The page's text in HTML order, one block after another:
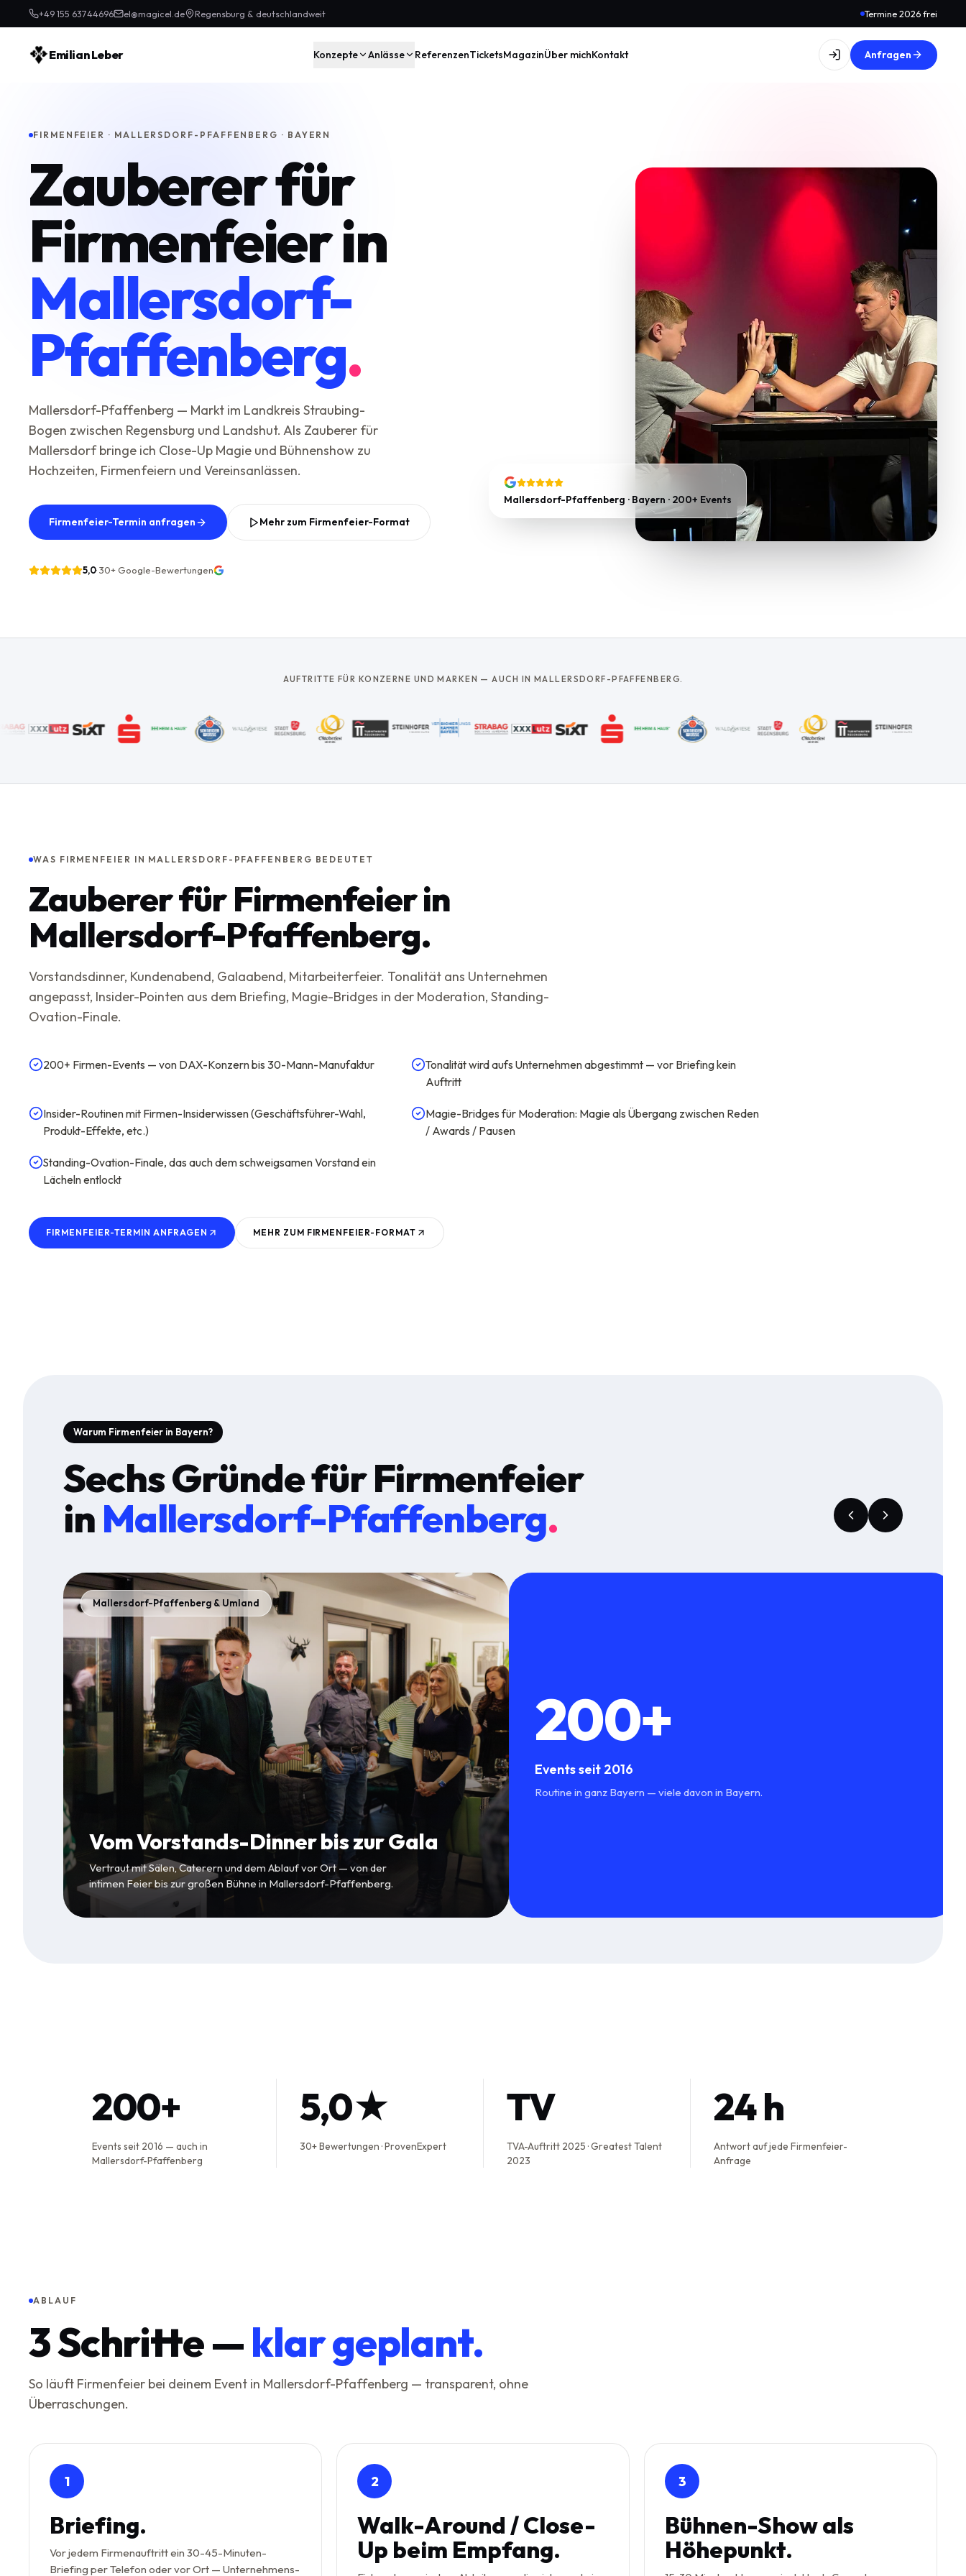
+49 155 63744696 el@magicel.de Regensburg & deutschlandweit Termine 2026 frei
Emilian Leber Konzepte Anlässe ReferenzenTicketsMagazinÜber michKontakt Anfragen
FIRMENFEIER · MALLERSDORF-PFAFFENBERG · BAYERN
Zauberer für
Firmenfeier in
Mallersdorf-
Pfaffenberg.
Mallersdorf-Pfaffenberg — Markt im Landkreis Straubing-
Bogen zwischen Regensburg und Landshut. Als Zauberer für
Mallersdorf bringe ich Close-Up Magie und Bühnenshow zu
Hochzeiten, Firmenfeiern und Vereinsanlässen.
Firmenfeier-Termin anfragen Mehr zum Firmenfeier-Format
5,0·30+Google-Bewertungen
Mallersdorf-Pfaffenberg · Bayern · 200+ Events
AUFTRITTE FÜR KONZERNE UND MARKEN — AUCH IN MALLERSDORF-PFAFFENBERG.
WAS FIRMENFEIER IN MALLERSDORF-PFAFFENBERG BEDEUTET
Zauberer für Firmenfeier in
Mallersdorf-Pfaffenberg.
Vorstandsdinner, Kundenabend, Galaabend, Mitarbeiterfeier. Tonalität ans Unternehmen
angepasst, Insider-Pointen aus dem Briefing, Magie-Bridges in der Moderation, Standing-
Ovation-Finale.
200+ Firmen-Events — von DAX-Konzern bis 30-Mann-Manufaktur
Tonalität wird aufs Unternehmen abgestimmt — vor Briefing kein
Auftritt
Insider-Routinen mit Firmen-Insiderwissen (Geschäftsführer-Wahl,
Produkt-Effekte, etc.)
Magie-Bridges für Moderation: Magie als Übergang zwischen Reden
/ Awards / Pausen
Standing-Ovation-Finale, das auch dem schweigsamen Vorstand ein
Lächeln entlockt
FIRMENFEIER-TERMIN ANFRAGEN MEHR ZUM FIRMENFEIER-FORMAT
Warum Firmenfeier in Bayern?
Sechs Gründe fürFirmenfeier
inMallersdorf-Pfaffenberg.
Mallersdorf-Pfaffenberg & Umland
Vom Vorstands-Dinner bis zur Gala
Vertraut mit Sälen, Caterern und dem Ablauf vor Ort — von der
intimen Feier bis zur großen Bühne in Mallersdorf-Pfaffenberg.
200+
Events seit 2016
Routine in ganz Bayern — viele davon in Bayern.
200+
Events seit 2016 — auch in
Mallersdorf-Pfaffenberg
5,0★
30+ Bewertungen · ProvenExpert
TV
TVA-Auftritt 2025 · Greatest Talent
2023
24 h
Antwort auf jede Firmenfeier-
Anfrage
ABLAUF
3Schritte —klar geplant.
So läuft Firmenfeier bei deinem Event in Mallersdorf-Pfaffenberg — transparent, ohne
Überraschungen.
1
Briefing.
Vor jedem Firmenauftritt ein 30-45-Minuten-
Briefing per Telefon oder vor Ort — Unternehmens-
2
Walk-Around / Close-
Up beim Empfang.
3
Bühnen-Show als
Höhepunkt.